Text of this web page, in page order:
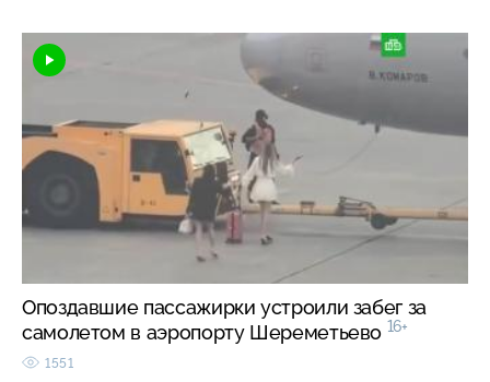
Опоздавшие пассажирки устроили забег за
самолетом в аэропорту Шереметьево 16+
1551